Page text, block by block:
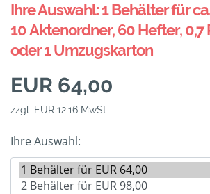
Ihre Auswahl: 1 Behälter für
10 Aktenordner, 60 Hefter,
oder 1 Umzugskarton
EUR 64,00
zzgl. EUR 12,16 MwSt.
Ihre Auswahl: